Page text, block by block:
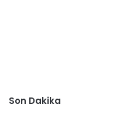
Son Dakika